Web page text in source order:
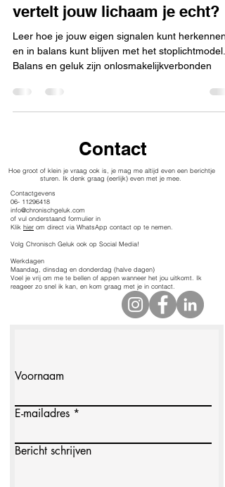
vertelt jouw lichaam je echt?
Leer hoe je jouw eigen signalen kunt herkennen
en in balans kunt blijven met het stoplichtmodel.
Balans en geluk zijn onlosmakelijkverbonden
Contact
Hoe groot of klein je vraag ook is, je mag me altijd even een berichtje
sturen. Ik denk graag (eerlijk) even met je mee.
Contactgevens
06- 11296418
info@chronischgeluk.com
of vul onderstaand formulier in
Klik hier om direct via WhatsApp contact op te nemen.
Volg Chronisch Geluk ook op Social Media!
Werkdagen
Maandag, dinsdag en donderdag (halve dagen)
Voel je vrij om me te bellen of appen wanneer het jou uitkomt. Ik
reageer zo snel ik kan, en kom graag met je in contact.
Voornaam
E-mailadres
Bericht schrijven